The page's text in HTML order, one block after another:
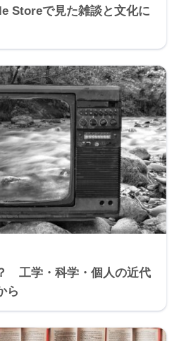
Storeで見た雑談と文化に
工学・科学・個人の近代
ら